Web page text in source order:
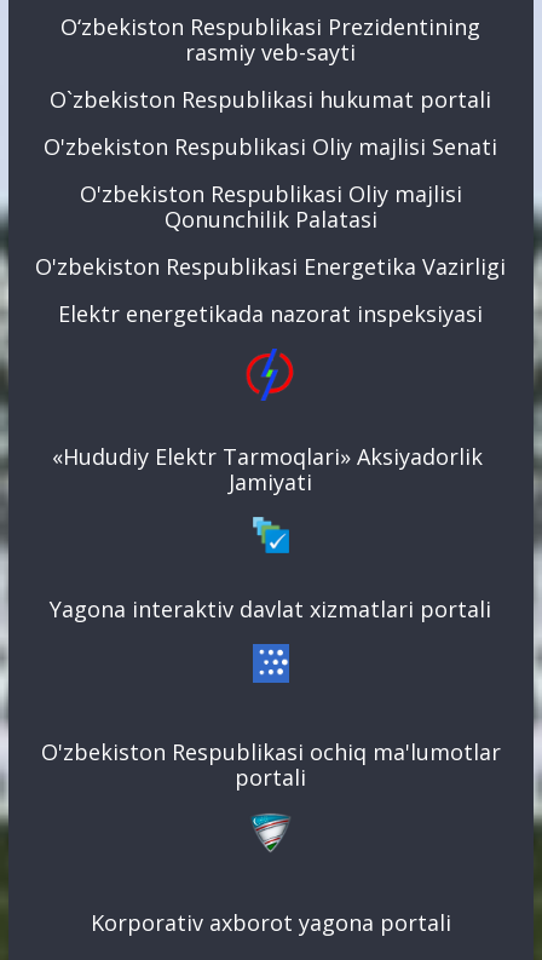
O‘zbekiston Respublikasi Prezidentining
rasmiy veb-sayti
O`zbekiston Respublikasi hukumat portali
O'zbekiston Respublikasi Oliy majlisi Senati
O'zbekiston Respublikasi Oliy majlisi
Qonunchilik Palatasi
O'zbekiston Respublikasi Energetika Vazirligi
Elektr energetikada nazorat inspeksiyasi
«Hududiy Elektr Tarmoqlari» Aksiyadorlik
Jamiyati
Yagona interaktiv davlat xizmatlari portali
O'zbekiston Respublikasi ochiq ma'lumotlar
portali
Korporativ axborot yagona portali